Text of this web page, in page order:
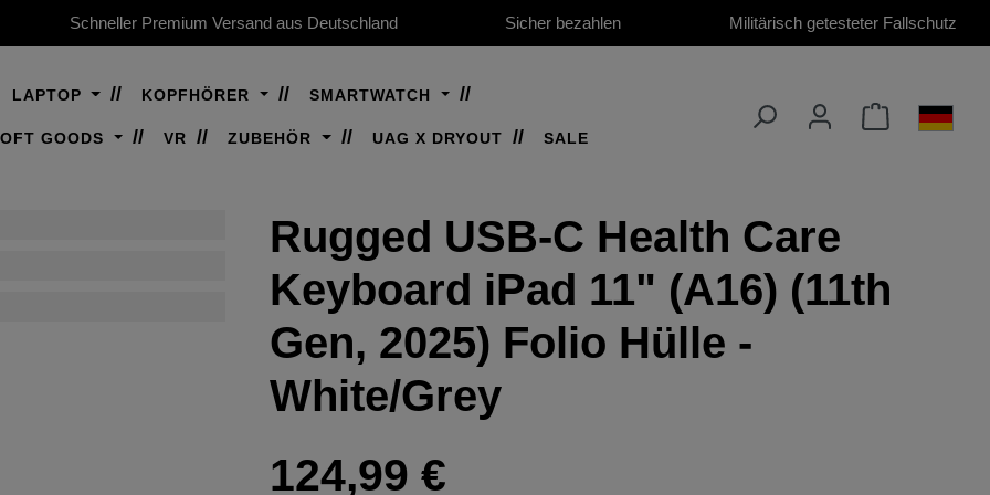
Schneller Premium Versand aus Deutschland Sicher bezahlen Militärisch getesteter Fallschutz
LAPTOP KOPFHÖRER SMARTWATCH
GOODS VR ZUBEHÖR UAG X DRYOUT SALE
Rugged USB-C Health Care
Keyboard iPad 11" (A16) (11th
Gen, 2025) Folio Hülle -
White/Grey
Regulärer Preis:
124,99 €